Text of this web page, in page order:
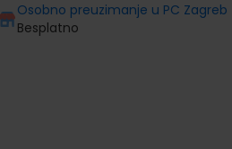
Osobno preuzimanje u PC Zagreb
Besplatno